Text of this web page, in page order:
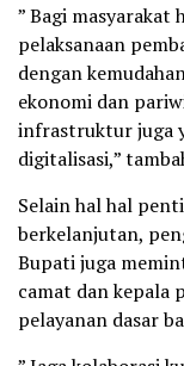
” Bagi masyarakat
pelaksanaan
dengan
ekonomi dan
infrastruktur juga
digitalisasi,”
Selain hal hal
berkelanjutan,
Bupati juga
camat dan kepala
pelayanan dasar